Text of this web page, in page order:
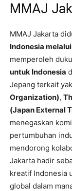
MMAJ
MMAJ Jakarta
Indonesia
memperoleh
untuk Indonesia
Jepang terkait
Organization),
(Japan External
menegaskan
pertumbuhan
mendorong
Jakarta hadir
kreatif Indonesia
global dalam